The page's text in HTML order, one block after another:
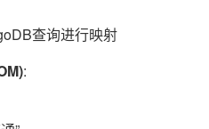
查询进行映射
: